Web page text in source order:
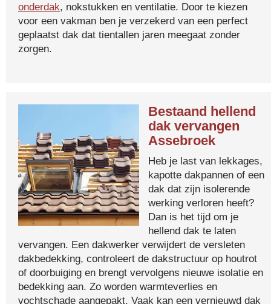
onderdak, nokstukken en ventilatie. Door te kiezen
voor een vakman ben je verzekerd van een perfect
geplaatst dak dat tientallen jaren meegaat zonder
zorgen.
Bestaand hellend
dak vervangen
Assebroek
Heb je last van lekkages,
kapotte dakpannen of een
dak dat zijn isolerende
werking verloren heeft?
Dan is het tijd om je
hellend dak te laten
vervangen. Een dakwerker verwijdert de versleten
dakbedekking, controleert de dakstructuur op houtrot
of doorbuiging en brengt vervolgens nieuwe isolatie en
bedekking aan. Zo worden warmteverlies en
vochtschade aangepakt. Vaak kan een vernieuwd dak